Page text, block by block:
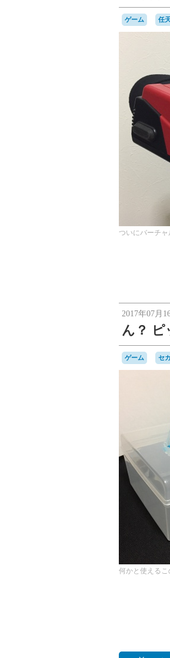
ゲーム 任
ついにバーチ
2017年07月
ん？ ピ
ゲーム セ
何かと使えるこ